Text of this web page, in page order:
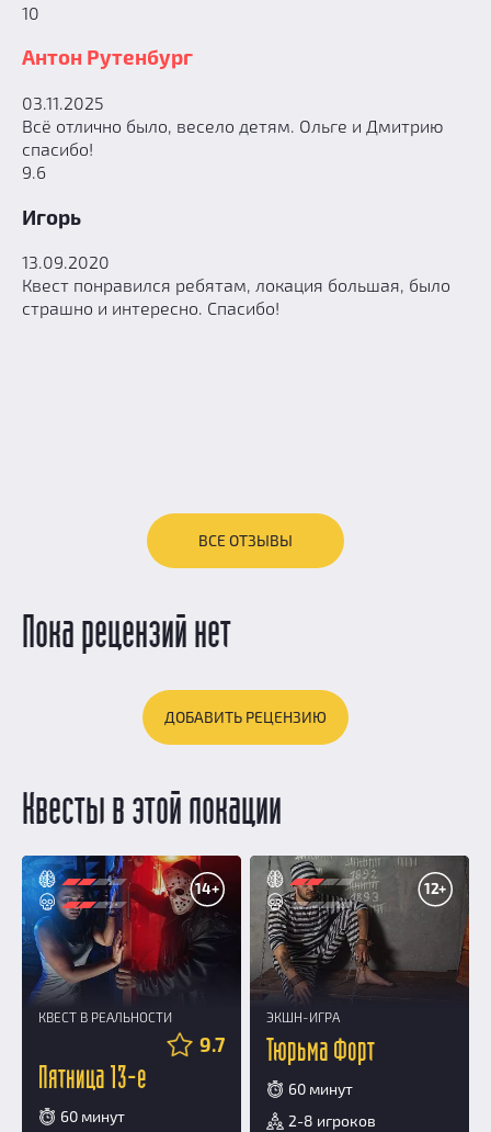
10
Антон Рутенбург
03.11.2025
Всё отлично было, весело детям. Ольге и Дмитрию
спасибо!
9.6
Игорь
13.09.2020
Квест понравился ребятам, локация большая, было
страшно и интересно. Спасибо!
ВСЕ ОТЗЫВЫ
Пока рецензий нет
ДОБАВИТЬ РЕЦЕНЗИЮ
Квесты в этой локации
14+
КВЕСТ В РЕАЛЬНОСТИ
9.7
Пятница 13-е
60 минут
12+
ЭКШН-ИГРА
Тюрьма Форт
60 минут
2-8 игроков